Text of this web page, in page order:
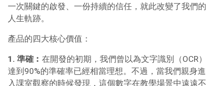
一次關鍵的啟發、一份持續的信任，就此改變了我們的
人生軌跡。
產品的四大核心價值：
1. 準確︰ 在開發的初期，我們曾以為文字識別（OCR）
達到90%的準確率已經相當理想。不過，當我們親身進
入課室觀察的時候發現，這個數字在教學場景中遠遠不